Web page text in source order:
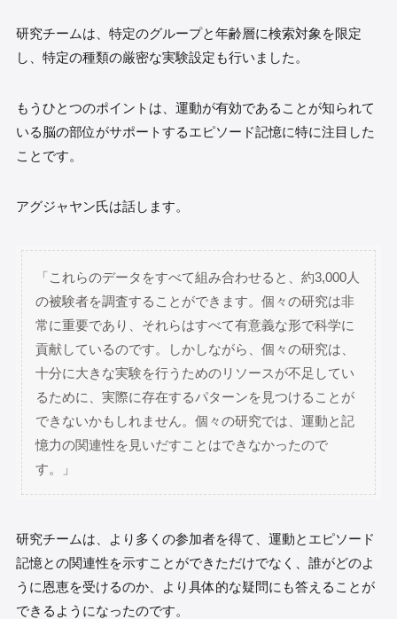
研究チームは、特定のグループと年齢層に検索対象を限定
し、特定の種類の厳密な実験設定も行いました。
もうひとつのポイントは、運動が有効であることが知られて
いる脳の部位がサポートするエピソード記憶に特に注目した
ことです。
アグジャヤン氏は話します。
「これらのデータをすべて組み合わせると、約3,000人
の被験者を調査することができます。個々の研究は非
常に重要であり、それらはすべて有意義な形で科学に
貢献しているのです。しかしながら、個々の研究は、
十分に大きな実験を行うためのリソースが不足してい
るために、実際に存在するパターンを見つけることが
できないかもしれません。個々の研究では、運動と記
憶力の関連性を見いだすことはできなかったので
す。」
研究チームは、より多くの参加者を得て、運動とエピソード
記憶との関連性を示すことができただけでなく、誰がどのよ
うに恩恵を受けるのか、より具体的な疑問にも答えることが
できるようになったのです。